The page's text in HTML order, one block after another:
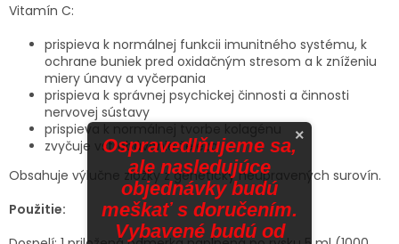
Vitamín C:
prispieva k normálnej funkcii imunitného systému, k
ochrane buniek pred oxidačným stresom a k zníženiu
miery únavy a vyčerpania
prispieva k správnej psychickej činnosti a činnosti
nervovej sústavy
prispieva k normálnej tvorbe kolagénu
zvyčuje vstrebávanie železa
Obsahuje výlučne zložky z geneticky neupravených surovín.
Použitie:
×
Ospravedlňujeme sa,
ale nasledujúce
objednávky budú
meškať s doručením.
Vybavené budú od